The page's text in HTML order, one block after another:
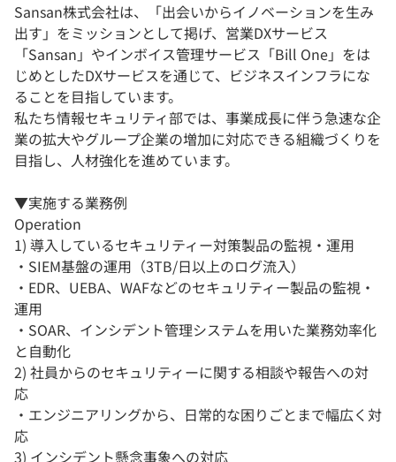
Sansan株式会社は、「出会いからイノベーションを生み
出す」をミッションとして掲げ、営業DXサービス
「Sansan」やインボイス管理サービス「Bill One」をは
じめとしたDXサービスを通じて、ビジネスインフラにな
ることを目指しています。
私たち情報セキュリティ部では、事業成長に伴う急速な企
業の拡大やグループ企業の増加に対応できる組織づくりを
目指し、人材強化を進めています。
▼実施する業務例
Operation
1) 導入しているセキュリティー対策製品の監視・運用
・SIEM基盤の運用（3TB/日以上のログ流入）
・EDR、UEBA、WAFなどのセキュリティー製品の監視・
運用
・SOAR、インシデント管理システムを用いた業務効率化
と自動化
2) 社員からのセキュリティーに関する相談や報告への対
応
・エンジニアリングから、日常的な困りごとまで幅広く対
応
3) インシデント懸念事象への対応